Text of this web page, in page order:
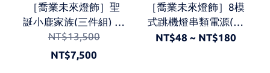
［喬業未來燈飾］聖
誕小鹿家族(三件組) 聖
誕擺件 聖誕裝飾 聖誕
大型裝飾 聖誕鹿(寬壓)
NT$13,500
NT$7,500
［喬業未來燈飾］8模
式跳機燈串類電源(加
購) 適用10米燈串、4
NT$48 ~ NT$180